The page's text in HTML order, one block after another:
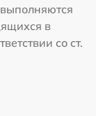
в
со ст.